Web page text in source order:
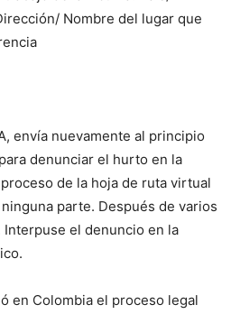
Nombre del lugar que
envía nuevamente al principio
denunciar el hurto en la
de la hoja de ruta virtual
parte. Después de varios
el denuncio en la
en Colombia el proceso legal